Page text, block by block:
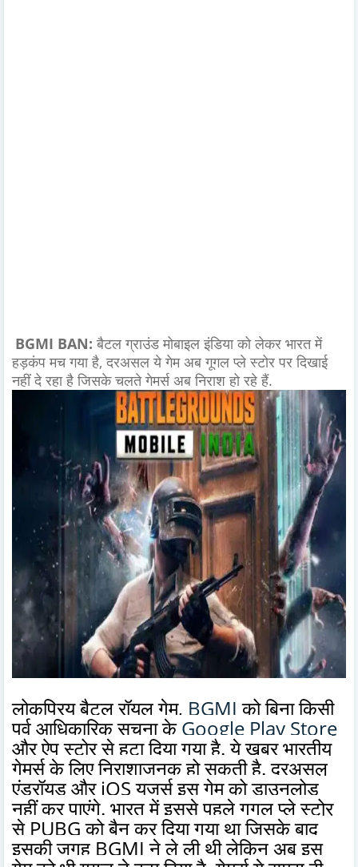
BGMI BAN:बैटल ग्राउंड मोबाइल इंडिया को लेकर भारत में
हड़कंप मच गया है, दरअसल ये गेम अब गूगल प्ले स्टोर पर दिखाई
नहीं दे रहा है जिसके चलते गेमर्स अब निराश हो रहे हैं.
लोकप्रिय बैटल रॉयल गेम, BGMI को बिना किसी
पूर्व आधिकारिक सूचना केGoogle Play Store
और ऐप स्टोर से हटा दिया गया है. ये खबर भारतीय
गेमर्स के लिए निराशाजनक हो सकती है. दरअसल
एंड्रॉयड और iOS यूजर्स इस गेम को डाउनलोड
नहीं कर पाएंगे. भारत में इससे पहले गूगल प्ले स्टोर
से PUBG को बैन कर दिया गया था जिसके बाद
इसकी जगह BGMI ने ले ली थी लेकिन अब इस